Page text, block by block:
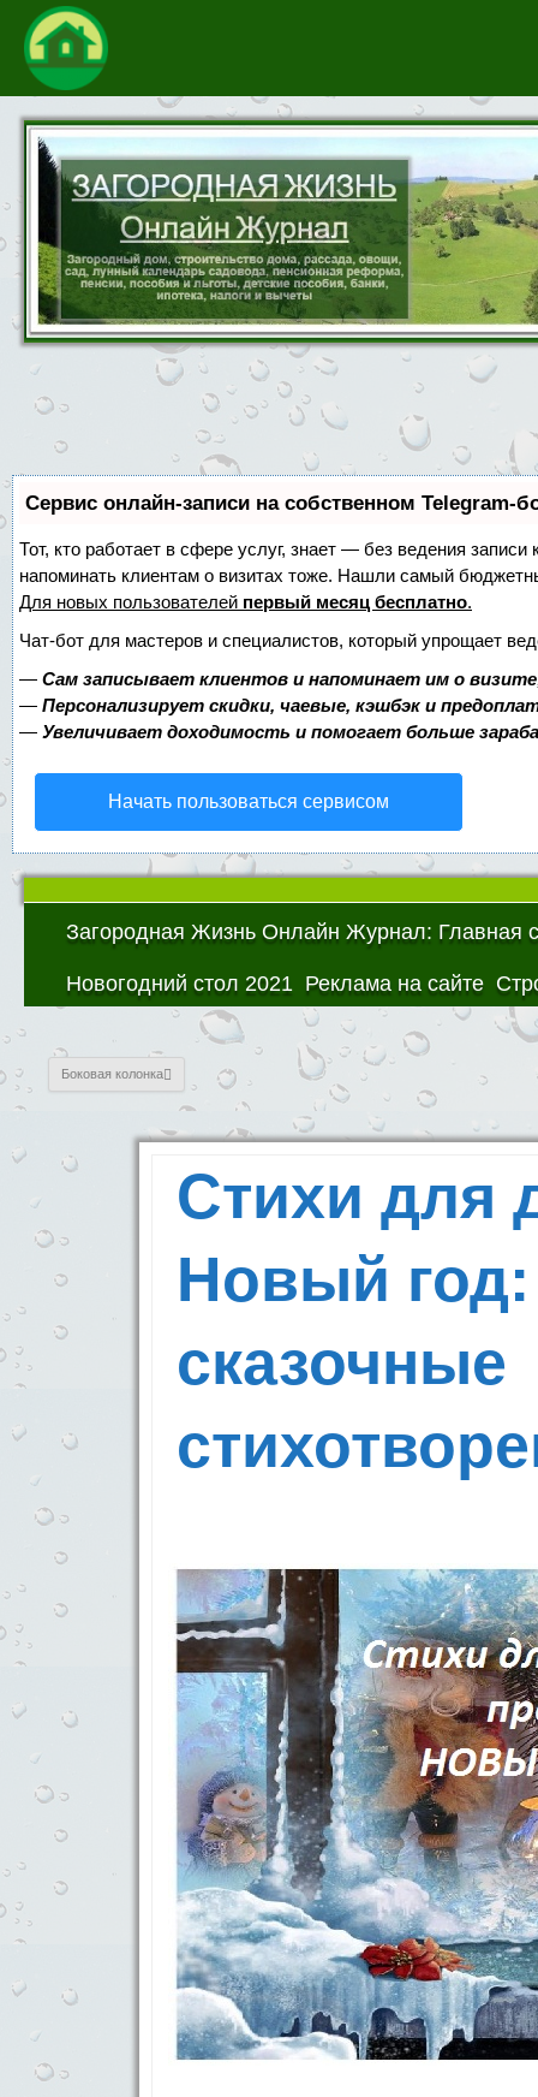
Сервис онлайн-записи на собственном Telegram-
Тот, кто работает в сфере услуг, знает — без ведения
напоминать клиентам о визитах тоже. Нашли самый
Для новых пользователей первый месяц бесплатно.
Чат-бот для мастеров и специалистов, который упрощает
— Сам записывает клиентов и напоминает им о
— Персонализирует скидки, чаевые, кэшбэк и
— Увеличивает доходимость и помогает больше
Начать пользоваться сервисом
Загородная Жизнь Онлайн Журнал: Главная
Новогодний стол 2021 Реклама на сайте
Боковая колонка
Стихи для
Новый
сказочные